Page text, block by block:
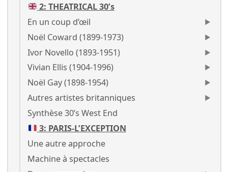
2: THEATRICAL 30’s
En un coup d’œil
Noël Coward (1899-1973)
Ivor Novello (1893-1951)
Vivian Ellis (1904-1996)
Noël Gay (1898-1954)
Autres artistes britanniques
Synthèse 30’s West End
3: PARIS-L’EXCEPTION
Une autre approche
Machine à spectacles